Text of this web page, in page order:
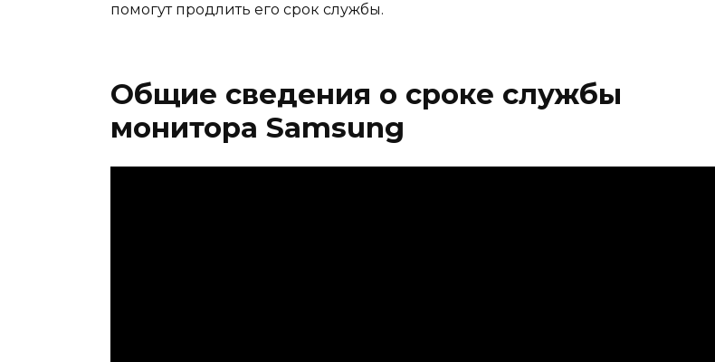
помогут продлить его срок службы.
Общие сведения о сроке службы
монитора Samsung